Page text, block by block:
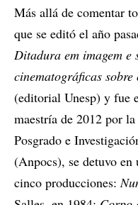
Más allá de comentar
que se editó el año
Ditadura em imagem e
cinematográficas
(editorial Unesp) y fue
maestría de 2012 por
Posgrado e
(Anpocs), se detuvo
cinco producciones: